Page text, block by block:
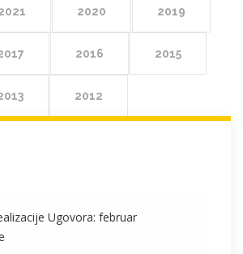
2020 2019
2016 2015
2012
Ugovora: februar